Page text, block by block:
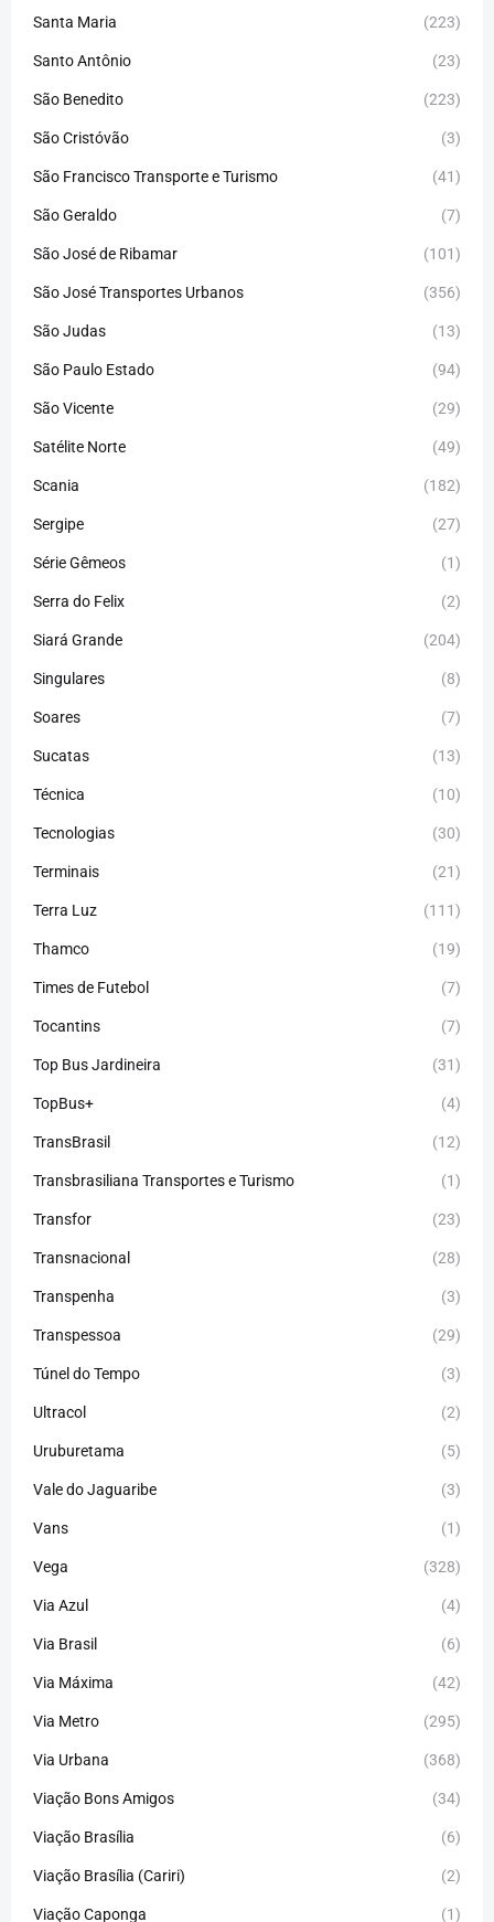
Santa Maria (223)
Santo Antônio (23)
São Benedito (223)
São Cristóvão (3)
São Francisco Transporte e Turismo (41)
São Geraldo (7)
São José de Ribamar (101)
São José Transportes Urbanos (356)
São Judas (13)
São Paulo Estado (94)
São Vicente (29)
Satélite Norte (49)
Scania (182)
Sergipe (27)
Série Gêmeos (1)
Serra do Felix (2)
Siará Grande (204)
Singulares (8)
Soares (7)
Sucatas (13)
Técnica (10)
Tecnologias (30)
Terminais (21)
Terra Luz (111)
Thamco (19)
Times de Futebol (7)
Tocantins (7)
Top Bus Jardineira (31)
TopBus+ (4)
TransBrasil (12)
Transbrasiliana Transportes e Turismo (1)
Transfor (23)
Transnacional (28)
Transpenha (3)
Transpessoa (29)
Túnel do Tempo (3)
Ultracol (2)
Uruburetama (5)
Vale do Jaguaribe (3)
Vans (1)
Vega (328)
Via Azul (4)
Via Brasil (6)
Via Máxima (42)
Via Metro (295)
Via Urbana (368)
Viação Bons Amigos (34)
Viação Brasília (6)
Viação Brasília (Cariri) (2)
Viação Caponga (1)